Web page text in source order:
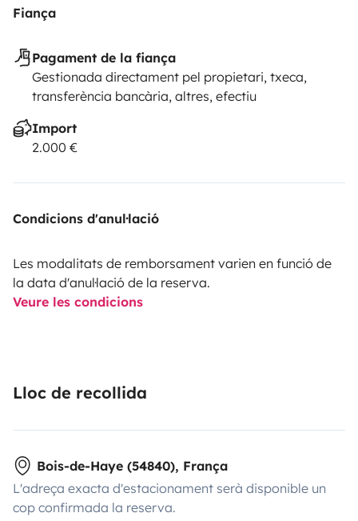
Fiança
Pagament de la fiança
Gestionada directament pel propietari, txeca,
transferència bancària, altres, efectiu
Import
2.000 €
Condicions d'anul·lació
Les modalitats de remborsament varien en funció de
la data d'anul·lació de la reserva.
Veure les condicions
Lloc de recollida
Bois-de-Haye (54840), França
L'adreça exacta d'estacionament serà disponible un
cop confirmada la reserva.